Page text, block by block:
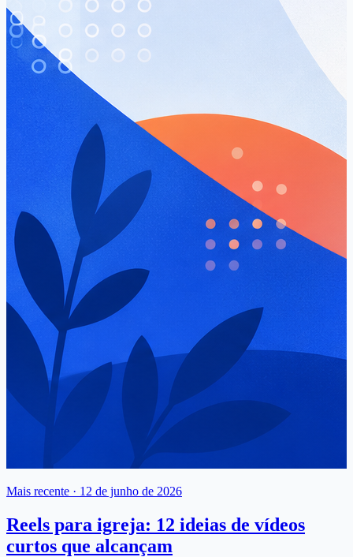
Mais recente · 12 de junho de 2026
Reels para igreja: 12 ideias de vídeos
curtos que alcançam